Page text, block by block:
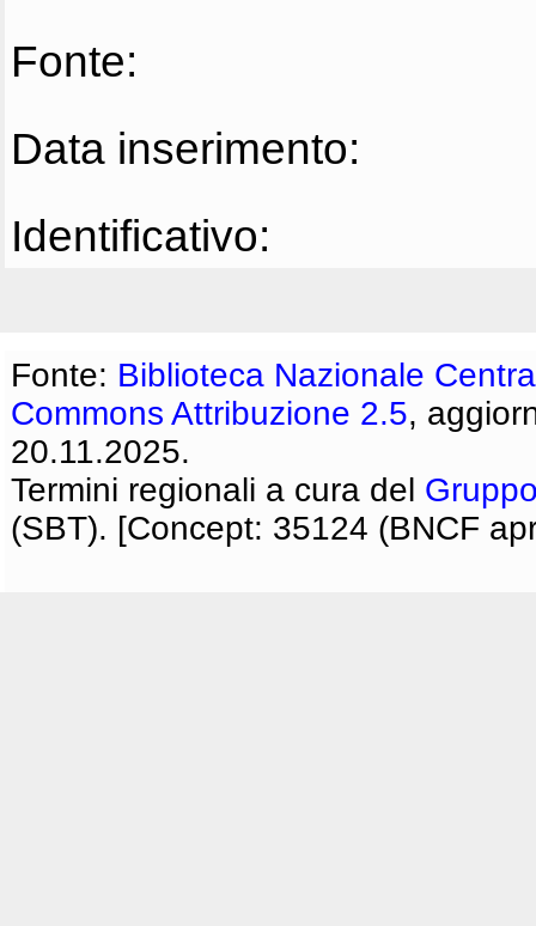
Fonte:
Data inserimento:
Identificativo:
Fonte: Biblioteca Nazionale
Commons Attribuzione 2.5,
20.11.2025.
Termini regionali a cura del
(SBT). [Concept: 35124 (BNCF